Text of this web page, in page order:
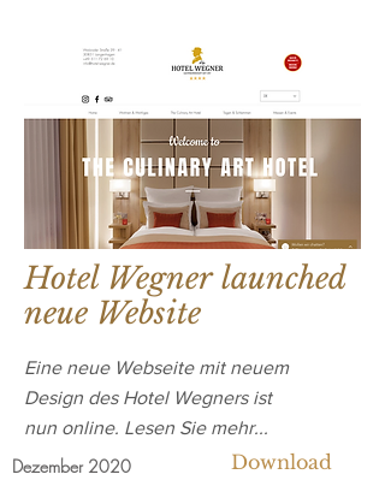
Hotel Wegnerlaunched
neue Website
Eine neue Webseite mit neuem
Design des Hotel Wegners ist
nun online. Lesen Sie mehr...
Download
Dezember 2020